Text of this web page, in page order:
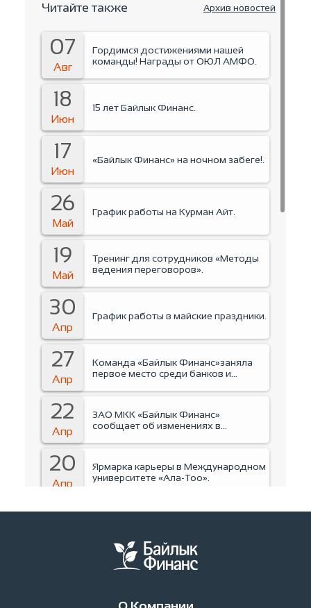
Читайте также Архив новостей
07
Авг
Гордимся достижениями нашей
команды! Награды от ОЮЛ АМФО.
18
Июн
15 лет Байлык Финанс.
17
Июн
«Байлык Финанс» на ночном забеге!.
26
Май
График работы на Курман Айт.
19
Май
Тренинг для сотрудников «Методы
ведения переговоров».
30
Апр
График работы в майские праздники.
27
Апр
Команда «Байлык Финанс»заняла
первое место среди банков и
Business run 2026.
22
Апр
ЗАО МКК «Байлык Финанс»
сообщает об изменениях в
20
Апр
Ярмарка карьеры в Международном
университете «Ала-Тоо».
15
«Ала-Тоо».
Инструктаж по пожарной